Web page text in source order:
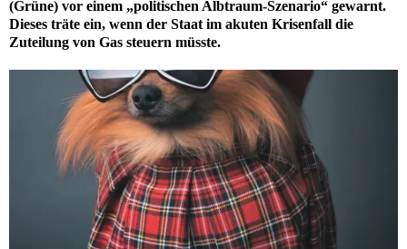
(Grüne) vor einem „politischen Albtraum-Szenario“ gewarnt.
Dieses träte ein, wenn der Staat im akuten Krisenfall die
Zuteilung von Gas steuern müsste.